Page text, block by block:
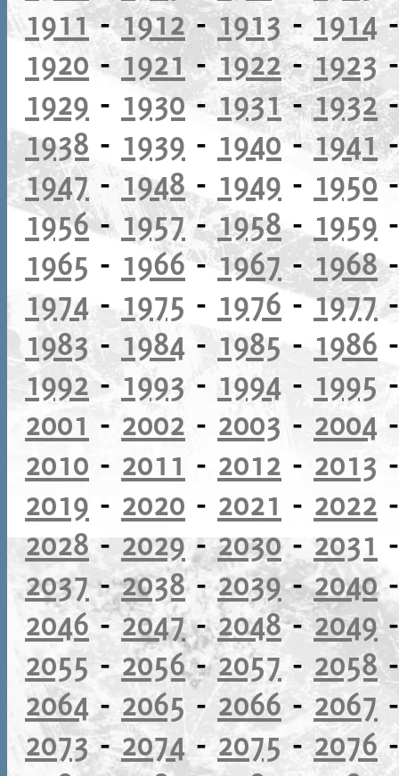
1911-1912-1913 -1914
1920 - 1921-1922-1923
1929 - 1930- 1931-1932
1938 - 1939 - 1940-1941
1947 - 1948- 1949 - 1950
1956- 1957-1958- 1959
1965 - 1966-1967-1968
1974 - 1975 - 1976 -1977
1983- 1984 - 1985 - 1986
1992-1993 - 1994 - 1995
2001 - 2002 - 2003 - 2004
2010 - 2011 - 2012 - 2013
2019 - 2020 - 2021 - 2022
2028 - 2029 -2030- 2031
2037-2038-2039-2040
2046-2047-2048-2049
2055 - 2056-2057 - 2058
2064 - 2065 - 2066 - 2067
2073-2074- 2075- 2076